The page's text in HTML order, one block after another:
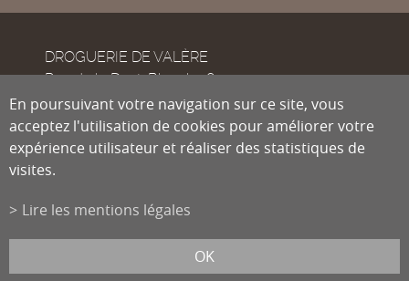
DROGUERIE DE VALÈRE
Rue de la Dent-Blanche 8
CH-1950
Sion
Tél.
info@droguiste.net
En poursuivant votre navigation sur ce site, vous
acceptez l'utilisation de cookies pour améliorer votre
expérience utilisateur et réaliser des statistiques de
visites.
Lire les mentions légales
OK